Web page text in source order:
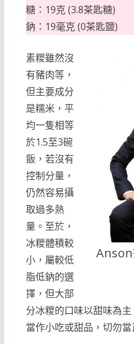
糖：19克 (3.8茶匙糖)
鈉：19毫克 (0茶匙鹽)
素糉雖然沒
有豬肉等，
但主要成分
是糯米，平
均一隻相等
於1.5至3碗
飯，若沒有
控制分量，
仍然容易攝
取過多熱
量。至於，
冰糉體積較
小，屬較低
脂低鈉的選
擇，但大部
分冰糉的口味以甜味為
當作小吃或甜品，切勿當